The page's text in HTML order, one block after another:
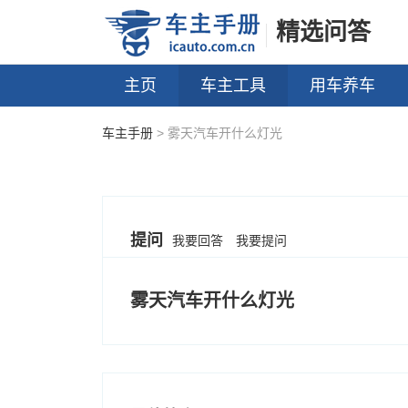
精选问答
主页 车主工具 用车养车
车主手册 > 雾天汽车开什么灯光
提问 我要回答 我要提问
雾天汽车开什么灯光